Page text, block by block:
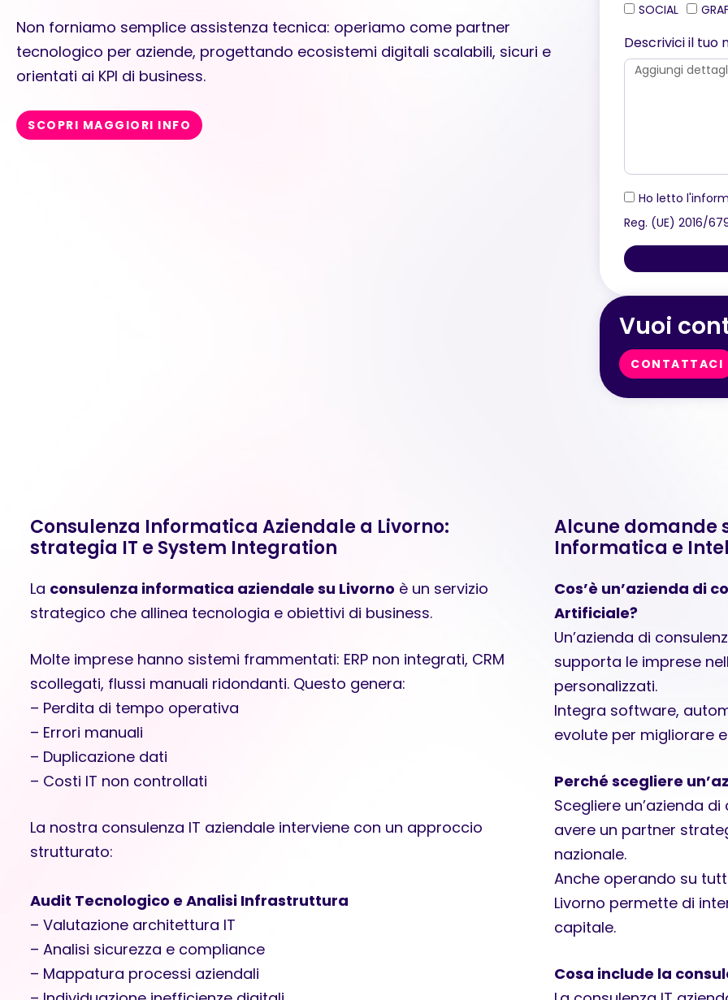
Non forniamo semplice assistenza tecnica: operiamo come partner
tecnologico per aziende, progettando ecosistemi digitali scalabili, sicuri e
orientati ai KPI di business.
SCOPRI MAGGIORI INFO
SOCIAL
Descrivici il tuo
Ho letto
Reg. (UE) 2016/
Vuoi
CONTATTACI
Consulenza Informatica Aziendale a Livorno:
strategia IT e System Integration
La consulenza informatica aziendale su Livorno è un servizio
strategico che allinea tecnologia e obiettivi di business.
Molte imprese hanno sistemi frammentati: ERP non integrati, CRM
scollegati, flussi manuali ridondanti. Questo genera:
– Perdita di tempo operativa
– Errori manuali
– Duplicazione dati
– Costi IT non controllati
La nostra consulenza IT aziendale interviene con un approccio
strutturato:
Audit Tecnologico e Analisi Infrastruttura
– Valutazione architettura IT
– Analisi sicurezza e compliance
– Mappatura processi aziendali
Alcune domande
Informatica e
Cos’è un’azienda di
Artificiale?
Un’azienda di
supporta le imprese
personalizzati.
Integra software,
evolute per migliorare
Perché scegliere
Scegliere un’azienda
avere un partner
nazionale.
Anche operando su
Livorno permette di
capitale.
Cosa include la